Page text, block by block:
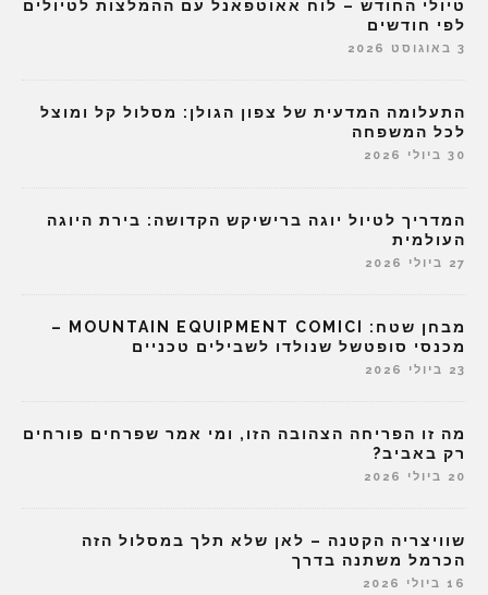
טיולי החודש – לוח אאוטפאנל עם ההמלצות לטיולים
לפי חודשים
3 באוגוסט 2026
התעלומה המדעית של צפון הגולן: מסלול קל ומוצל
לכל המשפחה
30 ביולי 2026
המדריך לטיול יוגה ברישיקש הקדושה: בירת היוגה
העולמית
27 ביולי 2026
מבחן שטח: MOUNTAIN EQUIPMENT COMICI –
מכנסי סופטשל שנולדו לשבילים טכניים
23 ביולי 2026
מה זו הפריחה הצהובה הזו, ומי אמר שפרחים פורחים
רק באביב?
20 ביולי 2026
שוויצריה הקטנה – לאן שלא תלך במסלול הזה
הכרמל משתנה בדרך
16 ביולי 2026